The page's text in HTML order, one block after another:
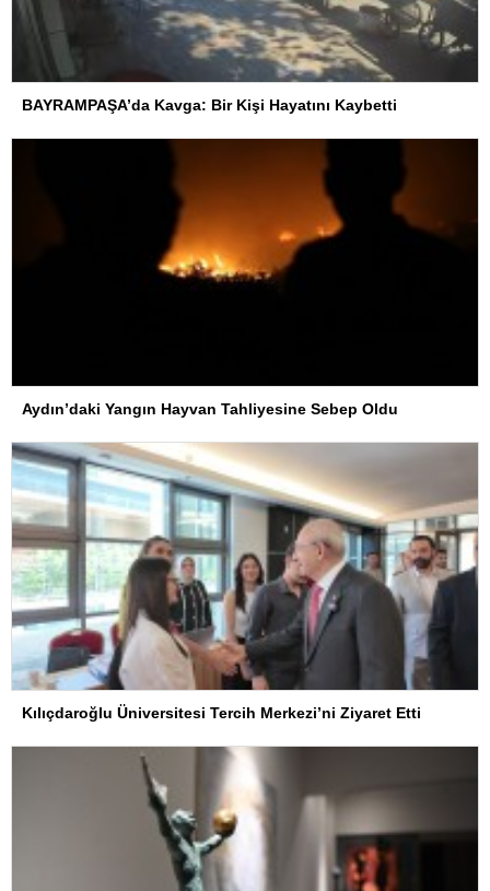
BAYRAMPAŞA’da Kavga: Bir Kişi Hayatını Kaybetti
Aydın’daki Yangın Hayvan Tahliyesine Sebep Oldu
Kılıçdaroğlu Üniversitesi Tercih Merkezi’ni Ziyaret Etti